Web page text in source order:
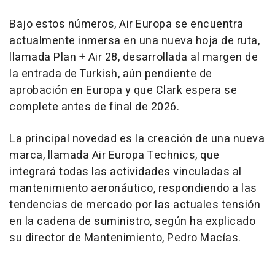
Bajo estos números, Air Europa se encuentra
actualmente inmersa en una nueva hoja de ruta,
llamada Plan + Air 28, desarrollada al margen de
la entrada de Turkish, aún pendiente de
aprobación en Europa y que Clark espera se
complete antes de final de 2026.
La principal novedad es la creación de una nueva
marca, llamada Air Europa Technics, que
integrará todas las actividades vinculadas al
mantenimiento aeronáutico, respondiendo a las
tendencias de mercado por las actuales tensión
en la cadena de suministro, según ha explicado
su director de Mantenimiento, Pedro Macías.